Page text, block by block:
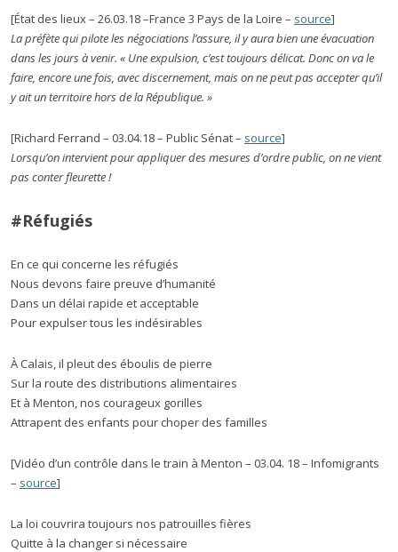
[État des lieux – 26.03.18 –France 3 Pays de la Loire – source]
La préfète qui pilote les négociations l’assure, il y aura bien une évacuation
dans les jours à venir. « Une expulsion, c’est toujours délicat. Donc on va le
faire, encore une fois, avec discernement, mais on ne peut pas accepter qu’il
y ait un territoire hors de la République. »
[Richard Ferrand – 03.04.18 – Public Sénat – source]
Lorsqu’on intervient pour appliquer des mesures d’ordre public, on ne vient
pas conter fleurette !
#Réfugiés
En ce qui concerne les réfugiés
Nous devons faire preuve d’humanité
Dans un délai rapide et acceptable
Pour expulser tous les indésirables
À Calais, il pleut des éboulis de pierre
Sur la route des distributions alimentaires
Et à Menton, nos courageux gorilles
Attrapent des enfants pour choper des familles
[Vidéo d’un contrôle dans le train à Menton – 03.04. 18 – Infomigrants
– source]
La loi couvrira toujours nos patrouilles fières
Quitte à la changer si nécessaire